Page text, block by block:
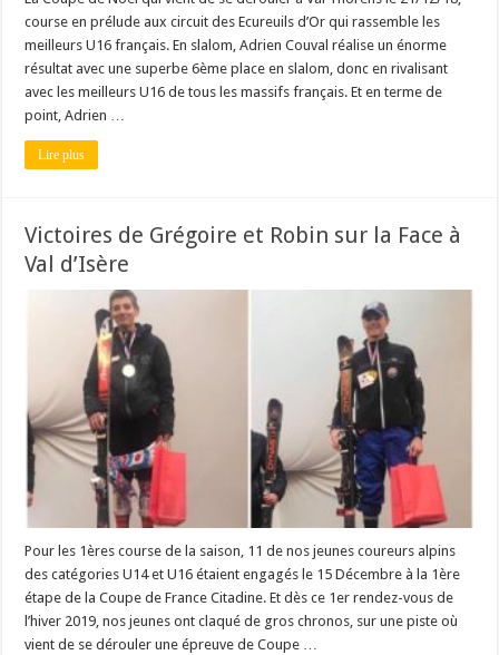
course en prélude aux circuit des Ecureuils d’Or qui rassemble les
meilleurs U16 français. En slalom, Adrien Couval réalise un énorme
résultat avec une superbe 6ème place en slalom, donc en rivalisant
avec les meilleurs U16 de tous les massifs français. Et en terme de
point, Adrien …
Lire plus
Victoires de Grégoire et Robin sur la Face à
Val d’Isère
Pour les 1ères course de la saison, 11 de nos jeunes coureurs alpins
des catégories U14 et U16 étaient engagés le 15 Décembre à la 1ère
étape de la Coupe de France Citadine. Et dès ce 1er rendez-vous de
l’hiver 2019, nos jeunes ont claqué de gros chronos, sur une piste où
vient de se dérouler une épreuve de Coupe …